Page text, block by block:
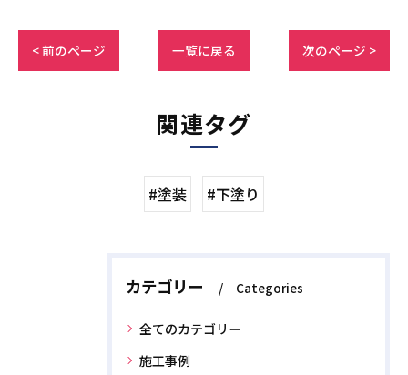
< 前のページ 一覧に戻る 次のページ >
関連タグ
#塗装 #下塗り
カテゴリー Categories
全てのカテゴリー
施工事例